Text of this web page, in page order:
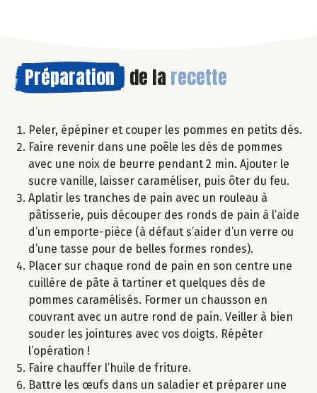
Préparation de la recette
Peler, épépiner et couper les pommes en petits dés.
Faire revenir dans une poêle les dés de pommes
avec une noix de beurre pendant 2 min. Ajouter le
sucre vanille, laisser caraméliser, puis ôter du feu.
Aplatir les tranches de pain avec un rouleau à
pâtisserie, puis découper des ronds de pain à l’aide
d’un emporte-pièce (à défaut s’aider d’un verre ou
d’une tasse pour de belles formes rondes).
Placer sur chaque rond de pain en son centre une
cuillère de pâte à tartiner et quelques dés de
pommes caramélisés. Former un chausson en
couvrant avec un autre rond de pain. Veiller à bien
souder les jointures avec vos doigts. Répéter
l’opération !
Faire chauffer l’huile de friture.
Battre les œufs dans un saladier et préparer une